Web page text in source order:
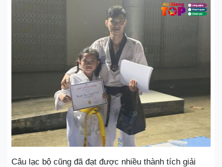
Câu lạc bộ cũng đã đạt được nhiều thành tích giải